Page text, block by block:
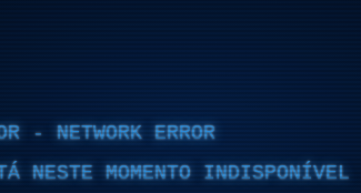
- NETWORK ERROR
NESTE MOMENTO INDISPONÍVEL